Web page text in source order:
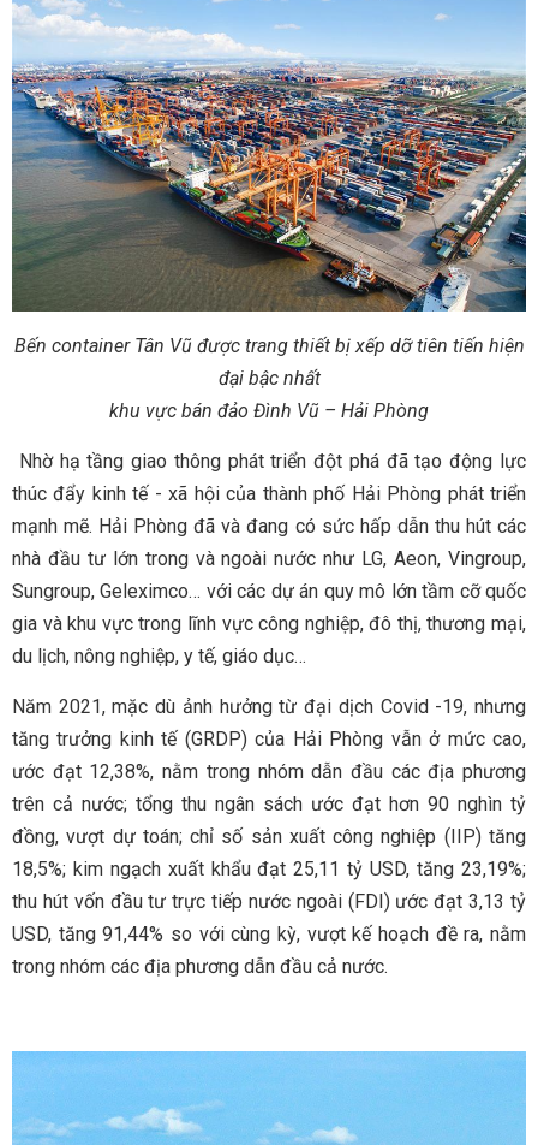
Bến container Tân Vũ được trang thiết bị xếp dỡ tiên tiến hiện
đại bậc nhất
khu vực bán đảo Đình Vũ – Hải Phòng
Nhờ hạ tầng giao thông phát triển đột phá đã tạo động lực
thúc đẩy kinh tế - xã hội của thành phố Hải Phòng phát triển
mạnh mẽ. Hải Phòng đã và đang có sức hấp dẫn thu hút các
nhà đầu tư lớn trong và ngoài nước như LG, Aeon, Vingroup,
Sungroup, Geleximco… với các dự án quy mô lớn tầm cỡ quốc
gia và khu vực trong lĩnh vực công nghiệp, đô thị, thương mại,
du lịch, nông nghiệp, y tế, giáo dục…
Năm 2021, mặc dù ảnh hưởng từ đại dịch Covid -19, nhưng
tăng trưởng kinh tế (GRDP) của Hải Phòng vẫn ở mức cao,
ước đạt 12,38%, nằm trong nhóm dẫn đầu các địa phương
trên cả nước; tổng thu ngân sách ước đạt hơn 90 nghìn tỷ
đồng, vượt dự toán; chỉ số sản xuất công nghiệp (IIP) tăng
18,5%; kim ngạch xuất khẩu đạt 25,11 tỷ USD, tăng 23,19%;
thu hút vốn đầu tư trực tiếp nước ngoài (FDI) ước đạt 3,13 tỷ
USD, tăng 91,44% so với cùng kỳ, vượt kế hoạch đề ra, nằm
trong nhóm các địa phương dẫn đầu cả nước.